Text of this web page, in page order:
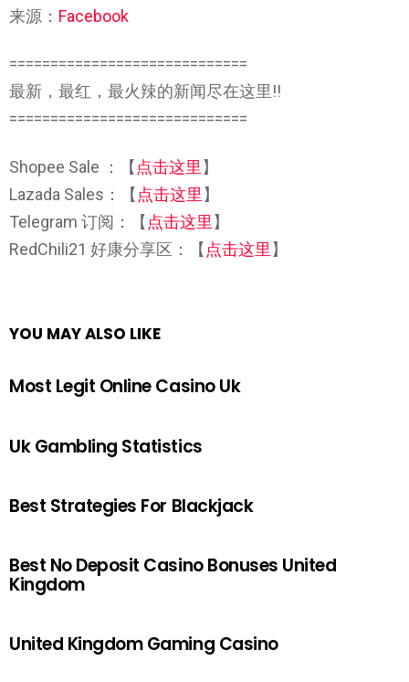
来源： Facebook
=============================
最新，最红，最火辣的新闻尽在这里!!
=============================
Shopee Sale ：【点击这里】
Lazada Sales：【点击这里】
Telegram 订阅：【点击这里】
RedChili21 好康分享区：【点击这里】
YOU MAY ALSO LIKE
Most Legit Online Casino Uk
Uk Gambling Statistics
Best Strategies For Blackjack
Best No Deposit Casino Bonuses United
Kingdom
United Kingdom Gaming Casino